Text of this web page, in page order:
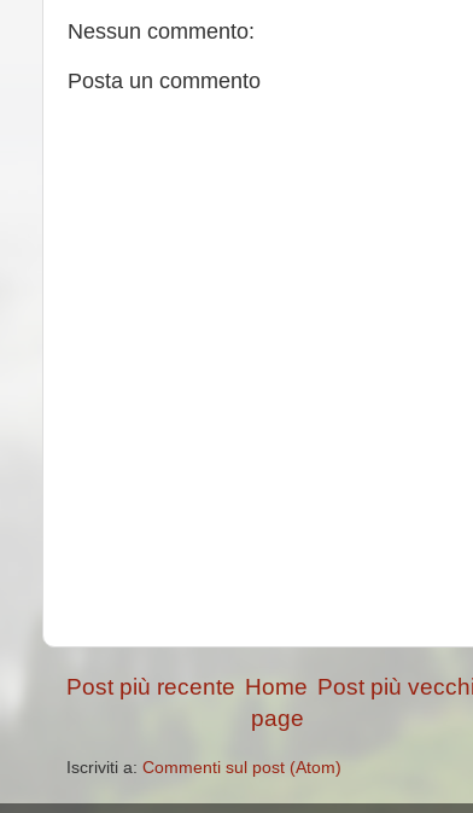
Nessun commento:
Posta un commento
Post più recente Post più
Home
page
Iscriviti a: Commenti sul post (Atom)